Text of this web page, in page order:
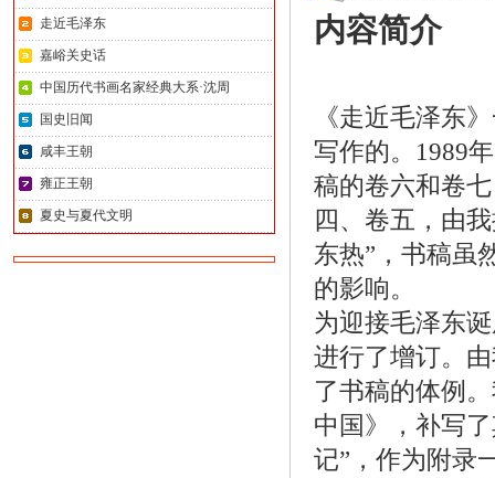
走近毛泽东
嘉峪关史话
中国历代书画名家经典大系·沈周
国史旧闻
咸丰王朝
雍正王朝
夏史与夏代文明
内容简介
《走近毛泽东
写作的。1989
稿的卷六和卷
四、卷五，由
东热”，书稿虽
的影响。
为迎接毛泽东
进行了增订。
了书稿的体例
中国》，补写
记”，作为附录